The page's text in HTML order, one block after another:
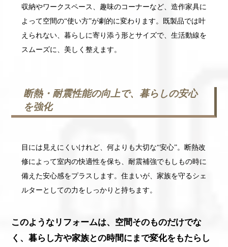
収納やワークスペース、趣味のコーナーなど、造作家具に
よって空間の“使い方”が劇的に変わります。既製品では叶
えられない、暮らしに寄り添う形とサイズで、生活動線を
スムーズに、美しく整えます。
断熱・耐震性能の向上で、暮らしの安心
を強化
目には見えにくいけれど、何よりも大切な“安心”。断熱改
修によって室内の快適性を保ち、耐震補強でもしもの時に
備えた安心感をプラスします。住まいが、家族を守るシェ
ルターとしての力をしっかりと持ちます。
このようなリフォームは、空間そのものだけでな
く、暮らし方や家族との時間にまで変化をもたらし